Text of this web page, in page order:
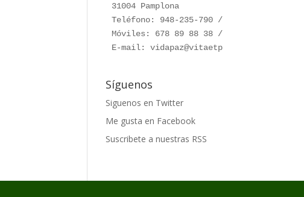
31004 Pamplona
Teléfono: 948-235-790 / 948-230-787
Móviles: 678 89 88 38 / 660 76 91 28
E-mail: vidapaz@vitaetpax.org
Síguenos
Siguenos en Twitter
Me gusta en Facebook
Suscribete a nuestras RSS